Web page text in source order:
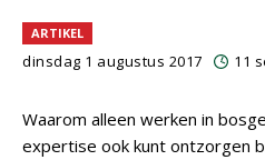
ARTIKEL
dinsdag 1 augustus 2017 11
Waarom alleen werken in
expertise ook kunt ontzorgen